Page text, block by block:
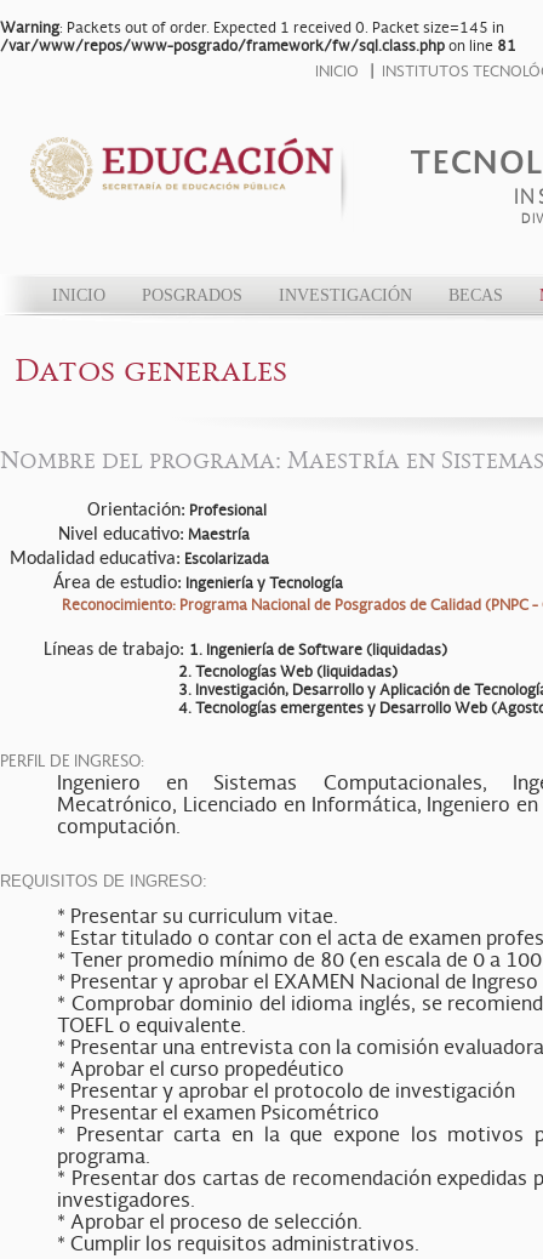
Warning: Packets out of order. Expected 1 received 0. Packet size=145 in
/var/www/repos/www-posgrado/framework/fw/sql.class.php on line 81
INICIO
INSTITUTOS
INICIO POSGRADOS INVESTIGACIÓN BECAS
Datos generales
Nombre del programa: Maestría en
Orientación: Profesional
Nivel educativo: Maestría
Modalidad educativa: Escolarizada
Área de estudio: Ingeniería y Tecnología
Reconocimiento: Programa Nacional de Posgrados de Calidad (PNPC -
Líneas de trabajo: 1. Ingeniería de Software (liquidadas)
2. Tecnologías Web (liquidadas)
3. Investigación, Desarrollo y Aplicación de Tecnologías
4. Tecnologías emergentes y Desarrollo Web
PERFIL DE INGRESO:
Ingeniero en Sistemas Computacionales,
Mecatrónico, Licenciado en Informática, Ingeniero
computación.
REQUISITOS DE INGRESO:
* Presentar su curriculum vitae.
* Estar titulado o contar con el acta de examen
* Tener promedio mínimo de 80 (en escala de 0 a
* Presentar y aprobar el EXAMEN Nacional de
* Comprobar dominio del idioma inglés, se
TOEFL o equivalente.
* Presentar una entrevista con la comisión
* Aprobar el curso propedéutico
* Presentar y aprobar el protocolo de investigación
* Presentar el examen Psicométrico
* Presentar carta en la que expone los motivos
programa.
* Presentar dos cartas de recomendación
investigadores.
* Aprobar el proceso de selección.
* Cumplir los requisitos administrativos.